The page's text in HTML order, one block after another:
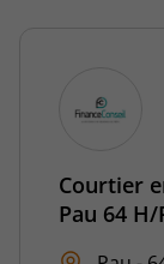
Courtier
Pau 64 H/